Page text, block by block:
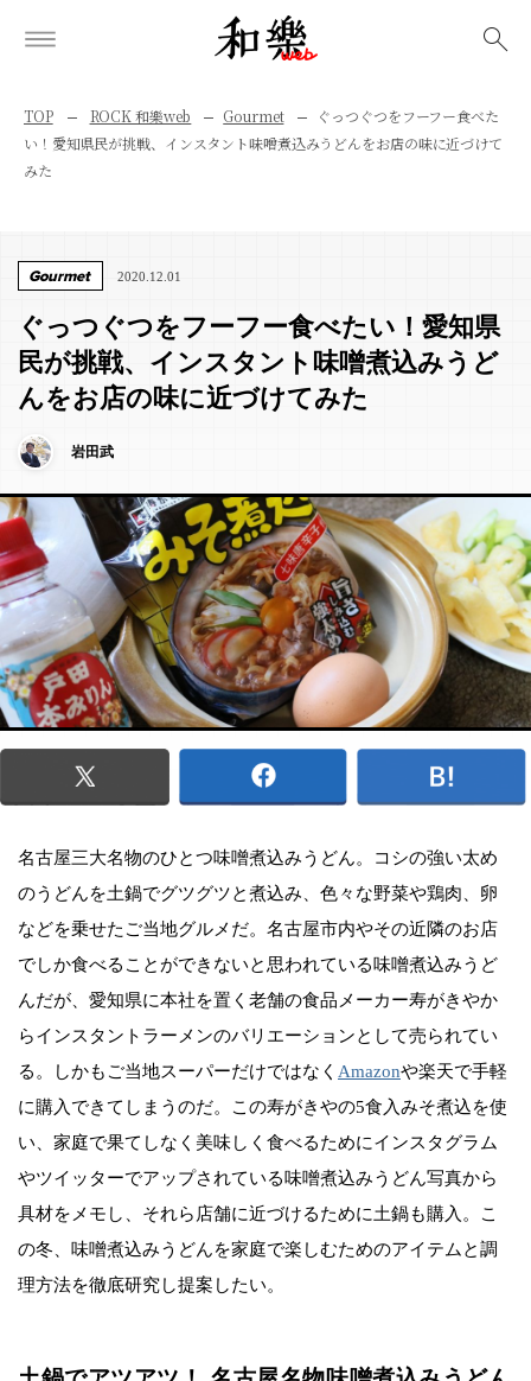
TOP ROCK 和樂web Gourmet
ぐっつぐつをフーフー食べた
い！愛知県民が挑戦、インスタント味噌煮込みうどんをお店の味に近づけて
みた
Gourmet 2020.12.01
ぐっつぐつをフーフー食べたい！愛知県
民が挑戦、インスタント味噌煮込みうど
んをお店の味に近づけてみた
岩田武
名古屋三大名物のひとつ味噌煮込みうどん。コシの強い太め
のうどんを土鍋でグツグツと煮込み、色々な野菜や鶏肉、卵
などを乗せたご当地グルメだ。名古屋市内やその近隣のお店
でしか食べることができないと思われている味噌煮込みうど
んだが、愛知県に本社を置く老舗の食品メーカー寿がきやか
らインスタントラーメンのバリエーションとして売られてい
る。しかもご当地スーパーだけではなく Amazonや楽天で手軽
に購入できてしまうのだ。この寿がきやの5食入みそ煮込を使
い、家庭で果てしなく美味しく食べるためにインスタグラム
やツイッターでアップされている味噌煮込みうどん写真から
具材をメモし、それら店舗に近づけるために土鍋も購入。こ
の冬、味噌煮込みうどんを家庭で楽しむためのアイテムと調
理方法を徹底研究し提案したい。